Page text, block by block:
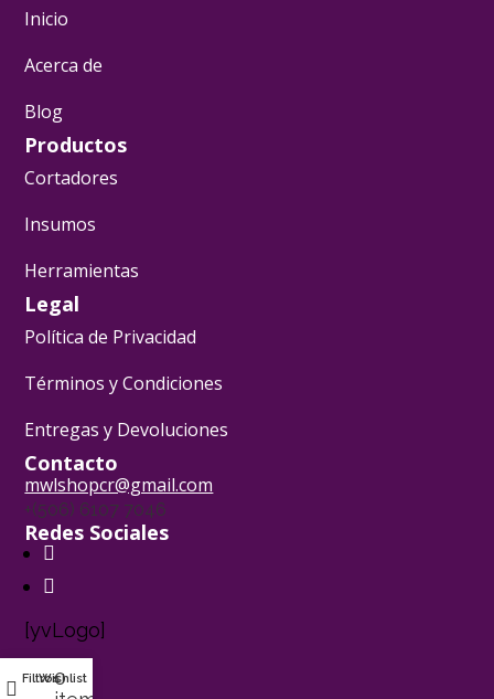
Inicio
Acerca de
Blog
Productos
Cortadores
Insumos
Herramientas
Legal
Política de Privacidad
Términos y Condiciones
Entregas y Devoluciones
Contacto
mwlshopcr@gmail.com
+(506) 6107 7046
Redes Sociales
[yvLogo]
Filtros
Wishlist
0